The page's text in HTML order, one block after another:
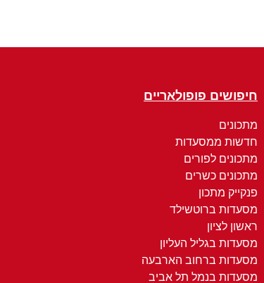
חיפושים פופולאריים
מתכונים
חדשות ממסעדות
מתכונים לפורים
מתכונים כשרים
פנקייק מתכון
מסעדות ברוטשילד
ראשון לציון
מסעדות בגליל העליון
מסעדות ברחוב הארבעה
מסעדות בנמל תל אביב